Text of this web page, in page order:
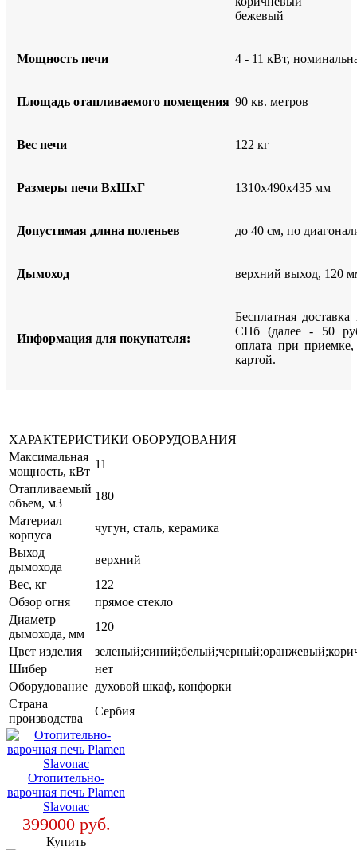
бежевый
Мощность печи 4 - 11 кВт,
Площадь отапливаемого помещения 90 кв. метров
Вес печи 122 кг
Размеры печи ВхШхГ 1310х490х435 мм
Допустимая длина поленьев до 40 см, по
Дымоход верхний выход, 120
Информация для покупателя:
Бесплатная
СПб (далее - 50
оплата при
картой.
ХАРАКТЕРИСТИКИ ОБОРУДОВАНИЯ
Максимальная
мощность, кВт
11
Отапливаемый
объем, м3
180
Материал
корпуса
чугун, сталь, керамика
Выход
дымохода
верхний
Вес, кг
122
Обзор огня
прямое стекло
Диаметр
дымохода, мм
120
Цвет изделия
Шибер
нет
Оборудование духовой шкаф, конфорки
Страна
производства
Сербия
Отопительно-
варочная печь Plamen
Slavonac
399000 руб.
Купить